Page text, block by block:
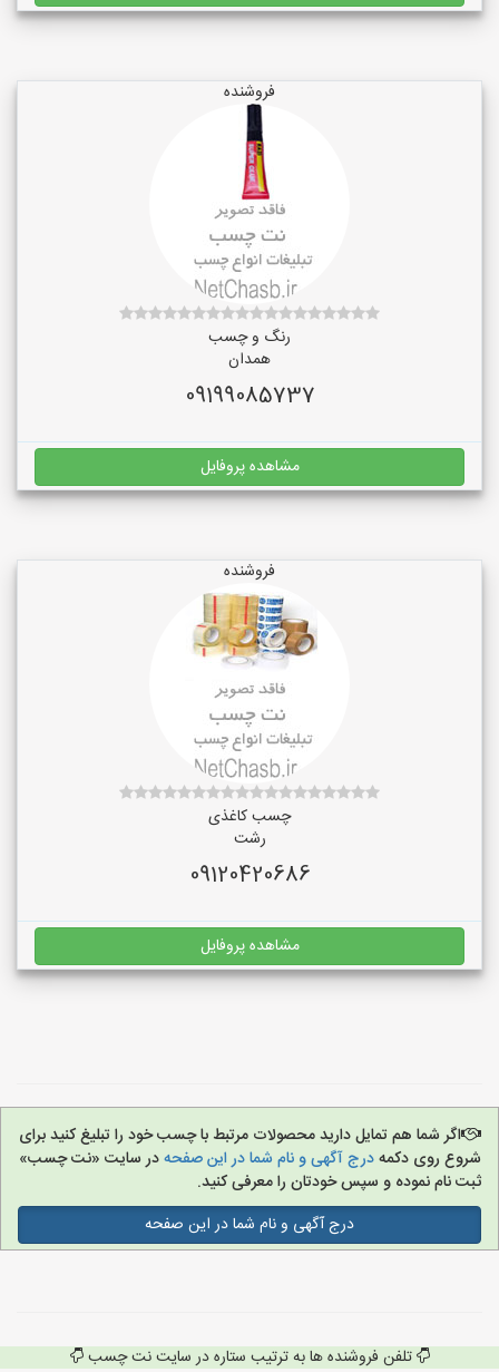
فروشنده
رنگ و چسب
همدان
09199085737
مشاهده پروفایل
فروشنده
چسب کاغذی
رشت
09120420686
مشاهده پروفایل
اگر شما هم تمایل دارید محصولات مرتبط با چسب خود را تبلیغ کنید برای
شروع روی دکمهدرج آگهی و نام شما در این صفحهدر سایت «نت چسب»
ثبت نام نموده و سپس خودتان را معرفی کنید.
درج آگهی و نام شما در این صفحه
تلفن فروشنده ها به ترتیب ستاره در سایت نت چسب